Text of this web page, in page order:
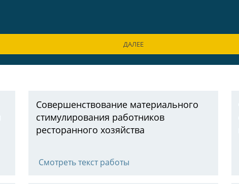
ДАЛЕЕ
Совершенствование материального
стимулирования работников
ресторанного хозяйства
Смотреть текст работы